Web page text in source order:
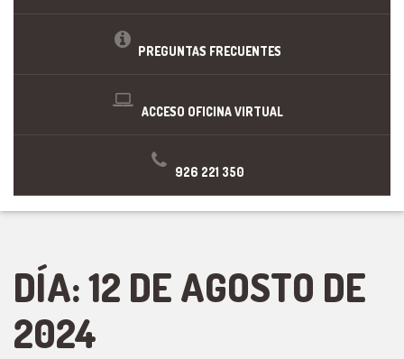
PREGUNTAS FRECUENTES
ACCESO OFICINA VIRTUAL
926 221 350
DÍA:12 DE AGOSTO DE
2024